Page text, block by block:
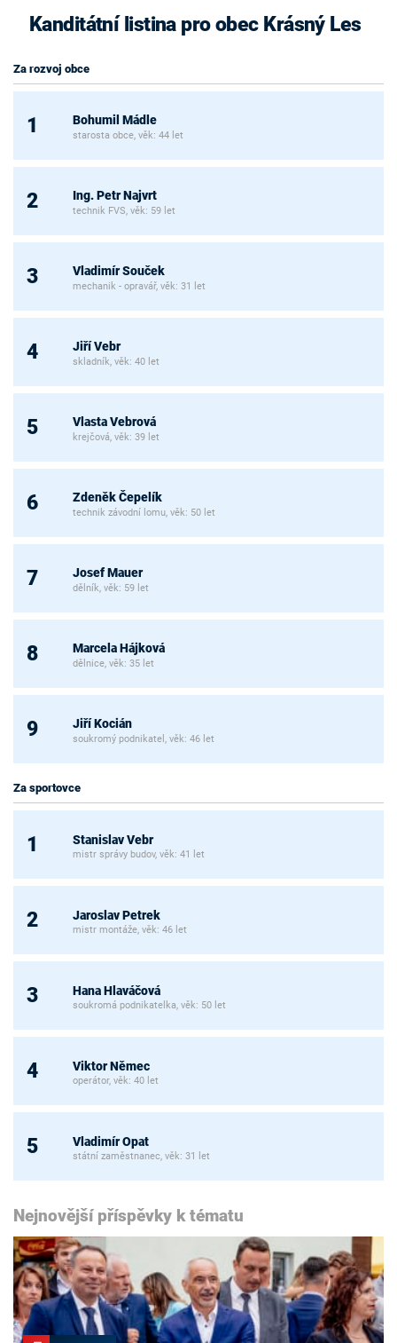
Kanditátní listina pro obec Krásný Les
Za rozvoj obce
1 Bohumil Mádle
starosta obce, věk: 44 let
2 Ing. Petr Najvrt
technik FVS, věk: 59 let
3 Vladimír Souček
mechanik - opravář, věk: 31 let
4 Jiří Vebr
skladník, věk: 40 let
5 Vlasta Vebrová
krejčová, věk: 39 let
6 Zdeněk Čepelík
technik závodní lomu, věk: 50 let
7 Josef Mauer
dělník, věk: 59 let
8 Marcela Hájková
dělnice, věk: 35 let
9 Jiří Kocián
soukromý podnikatel, věk: 46 let
Za sportovce
1 Stanislav Vebr
mistr správy budov, věk: 41 let
2 Jaroslav Petrek
mistr montáže, věk: 46 let
3 Hana Hlaváčová
soukromá podnikatelka, věk: 50 let
4 Viktor Němec
operátor, věk: 40 let
5 Vladimír Opat
státní zaměstnanec, věk: 31 let
Nejnovější příspěvky k tématu